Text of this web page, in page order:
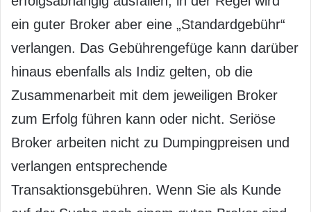
ein guter Broker aber eine „Standardgebühr“
verlangen. Das Gebührengefüge kann darüber
hinaus ebenfalls als Indiz gelten, ob die
Zusammenarbeit mit dem jeweiligen Broker
zum Erfolg führen kann oder nicht. Seriöse
Broker arbeiten nicht zu Dumpingpreisen und
verlangen entsprechende
Transaktionsgebühren. Wenn Sie als Kunde